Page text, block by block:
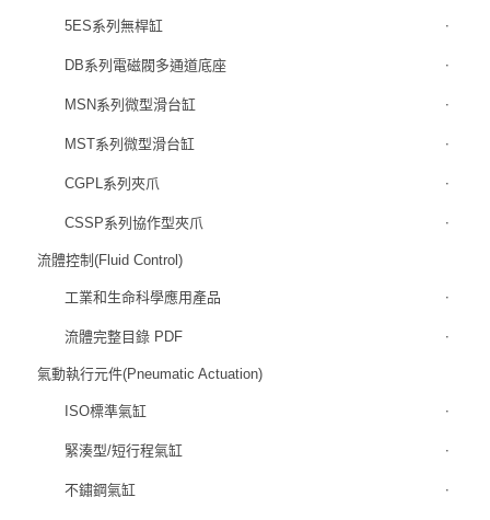
5ES系列無桿缸
DB系列電磁閥多通道底座
MSN系列微型滑台缸
MST系列微型滑台缸
CGPL系列夾爪
CSSP系列協作型夾爪
流體控制(Fluid Control)
工業和生命科學應用產品
流體完整目錄 PDF
氣動執行元件(Pneumatic Actuation)
ISO標準氣缸
緊湊型/短行程氣缸
不鏽鋼氣缸